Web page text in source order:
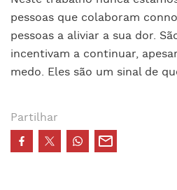
pessoas que colaboram
pessoas a aliviar a sua dor.
incentivam a continuar,
medo. Eles são um sinal de
Partilhar